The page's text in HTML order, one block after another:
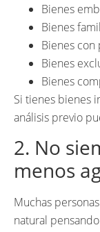
Bienes
Bienes
Bienes
Bienes
Bienes
Si tienes bienes
análisis previo
2. No
menos
Muchas
natural